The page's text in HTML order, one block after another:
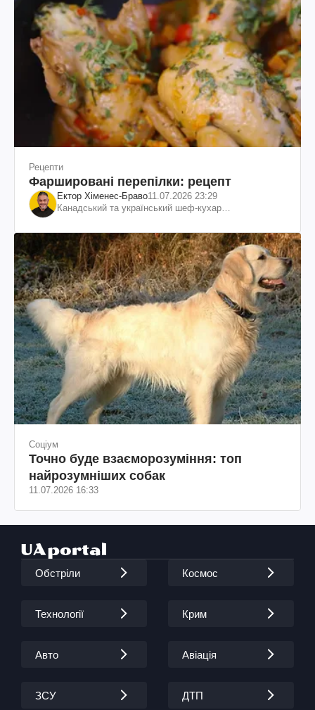
Рецепти
Фаршировані перепілки: рецепт
Ектор Хіменес-Браво11.07.2026 23:29
Канадський та український шеф-кухар
Соціум
Точно буде взаєморозуміння: топ
найрозумніших собак
11.07.2026 16:33
Обстріли Космос
Технології Крим
Авто Авіація
ЗСУ ДТП